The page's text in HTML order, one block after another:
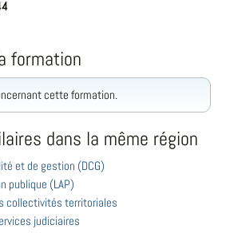
formation
cette formation.
dans la même région
et de gestion (DCG)
publique (LAP)
collectivités territoriales
judiciaires